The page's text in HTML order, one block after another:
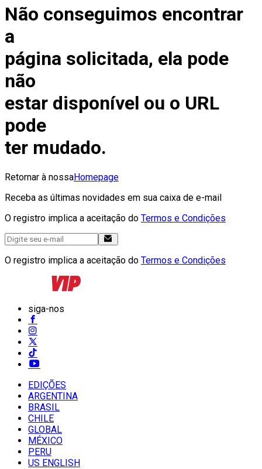
Não conseguimos encontrar
a
página solicitada, ela pode
não
estar disponível ou o URL
pode
ter mudado.
Retornar à nossaHomepage
Receba as últimas novidades em sua caixa de e-mail
O registro implica a aceitação do Termos e Condições
O registro implica a aceitação do Termos e Condições
siga-nos
EDIÇÕES
ARGENTINA
BRASIL
CHILE
GLOBAL
MÉXICO
PERU
US ENGLISH